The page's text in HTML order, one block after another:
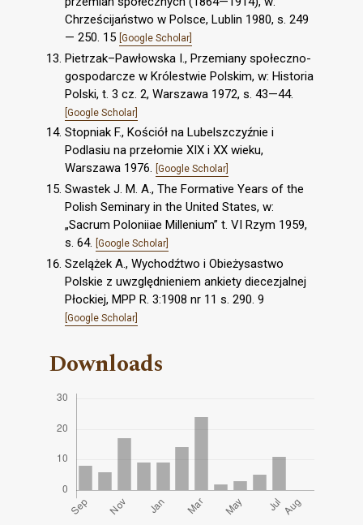
Chrześcijaństwo w Polsce, Lublin 1980, s. 249
— 250. 15 [Google Scholar]
Pietrzak–Pawłowska I., Przemiany społeczno-
gospodarcze w Królestwie Polskim, w: Historia
Polski, t. 3 cz. 2, Warszawa 1972, s. 43—44.
[Google Scholar]
Stopniak F., Kościół na Lubelszczyźnie i
Podlasiu na przełomie XIX i XX wieku,
Warszawa 1976. [Google Scholar]
Swastek J. M. A., The Formative Years of the
Polish Seminary in the United States, w:
„Sacrum Poloniiae Millenium” t. VI Rzym 1959,
s. 64. [Google Scholar]
Szelążek A., Wychodźtwo i Obieżysastwo
Polskie z uwzględnieniem ankiety diecezjalnej
Płockiej, MPP R. 3:1908 nr 11 s. 290. 9
[Google Scholar]
Downloads